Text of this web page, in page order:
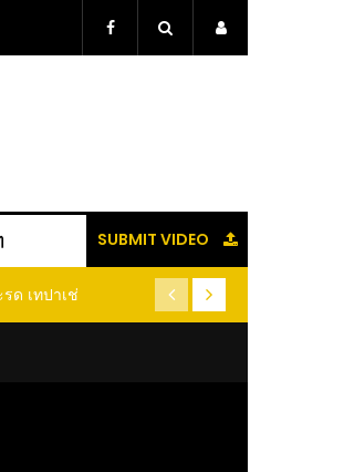
SUBMIT VIDEO
ด เทปาเช่
(คลิป) รู้แล้วจะหนาว!! หัวเดี
หนอนแมลง หนีกระเจิง